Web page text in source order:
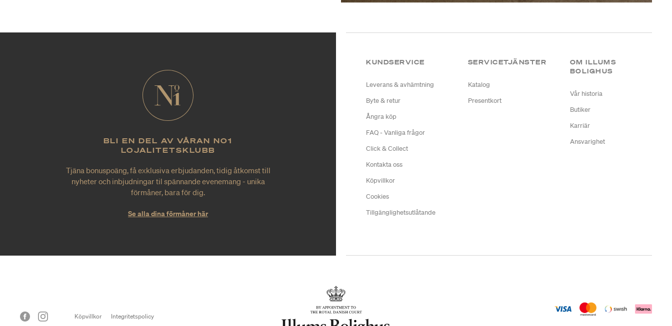
BLI EN DEL AV VÅRAN NO1
LOJALITETSKLUBB
Tjäna bonuspoäng, få exklusiva erbjudanden, tidig åtkomst till
nyheter och inbjudningar til spännande evenemang - unika
förmåner, bara för dig.
Se alla dina förmåner här
KUNDSERVICE
Leverans & avhämtning
Byte & retur
Ångra köp
FAQ - Vanliga frågor
Click & Collect
Kontakta oss
Köpvillkor
Cookies
Tillgänglighetsutlåtande
SERVICETJÄNSTER
Katalog
Presentkort
OM ILLUMS
BOLIGHUS
Vår historia
Butiker
Karriär
Ansvarighet
Köpvillkor
Integritetspolicy